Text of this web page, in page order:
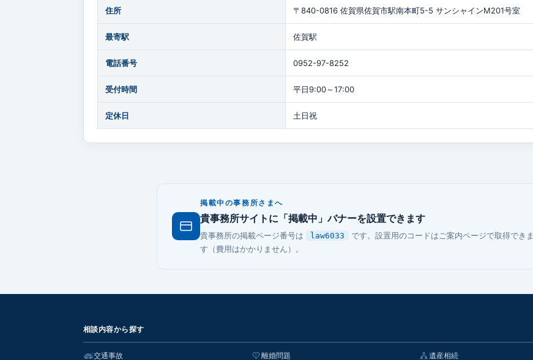
住所 〒840-0816 佐賀県佐賀市駅南本町5-5 サンシャインM201号室
最寄駅 佐賀駅
電話番号 0952-97-8252
受付時間 平日9:00～17:00
定休日 土日祝
掲載中の事務所さまへ
貴事務所サイトに「掲載中」バナーを設置できます
貴事務所の掲載ページ番号は law6033
です。設置用のコードはご案内ページで取得できま
す（費用はかかりません）。
相談内容から探す
交通事故 離婚問題 遺産相続